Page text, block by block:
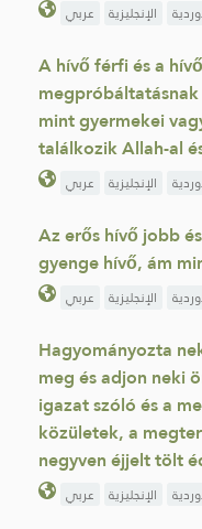
عربي الإنجليزية
A hívő férfi és a
mint gyermekei
találkozik Allah-al
عربي الإنجليزية
Az erős hívő jobb
gyenge hívő, ám
عربي الإنجليزية
Hagyományozta
meg és adjon neki
igazat szóló és a
közületek, a
negyven éjjelt tölt
عربي الإنجليزية